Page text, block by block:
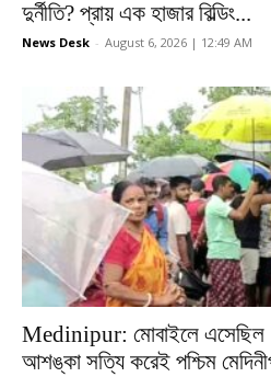
দুর্নীতি? প্রায় এক হাজার বিল্ডিং...
News Desk - August 6, 2026 | 12:49 AM
Medinipur: মোবাইলে এসেছিল
আশঙ্কা সত্যি করেই পশ্চিম